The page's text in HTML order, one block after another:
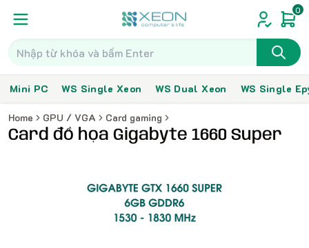
0
Mini PC WS Single Xeon WS Dual Xeon WS Single
Home GPU / VGA Card gaming
Card đồ họa Gigabyte 1660 Super